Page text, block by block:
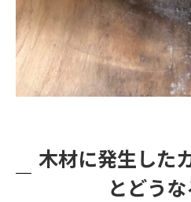
木材に発生した
とどう